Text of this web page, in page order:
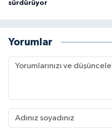
sürdürüyor
Yorumlar